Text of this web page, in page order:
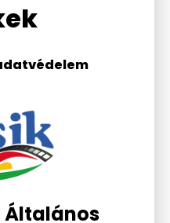
Általános